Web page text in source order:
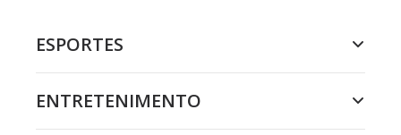
ESPORTES
ENTRETENIMENTO